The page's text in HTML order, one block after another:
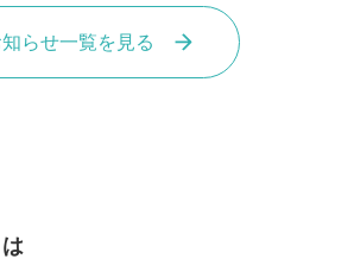
らせ一覧を見る